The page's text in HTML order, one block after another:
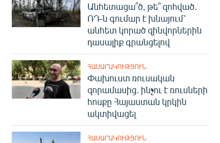
Անհետացա՞ծ, թե՞ զոհված․
ՌԴ-ն գումար է խնայում՝
անհետ կորած զինվորներին
դասալիք գրանցելով
ՀԱՍԱՐԱԿՈՒԹՅՈՒՆ
Փախուստ ռուսական
զորամասից. ինչու է ռուսների
հոսքը Հայաստան կրկին
ակտիվացել
ՀԱՍԱՐԱԿՈՒԹՅՈՒՆ